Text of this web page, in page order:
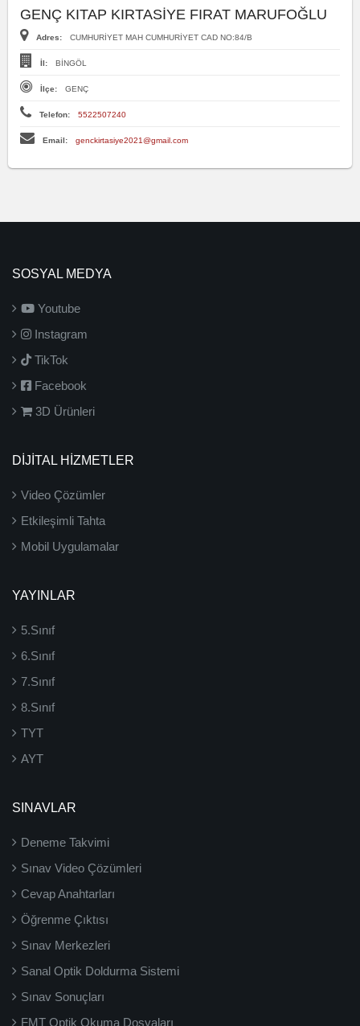
GENÇ KITAP KIRTASİYE FIRAT MARUFOĞLU
Adres: CUMHURİYET MAH CUMHURİYET CAD NO:84/B
İl: BİNGÖL
İlçe: GENÇ
Telefon: 5522507240
Email: genckirtasiye2021@gmail.com
SOSYAL MEDYA
Youtube
Instagram
TikTok
Facebook
3D Ürünleri
DİJİTAL HİZMETLER
Video Çözümler
Etkileşimli Tahta
Mobil Uygulamalar
YAYINLAR
5.Sınıf
6.Sınıf
7.Sınıf
8.Sınıf
TYT
AYT
SINAVLAR
Deneme Takvimi
Sınav Video Çözümleri
Cevap Anahtarları
Öğrenme Çıktısı
Sınav Merkezleri
Sanal Optik Doldurma Sistemi
Sınav Sonuçları
FMT Optik Okuma Dosyaları